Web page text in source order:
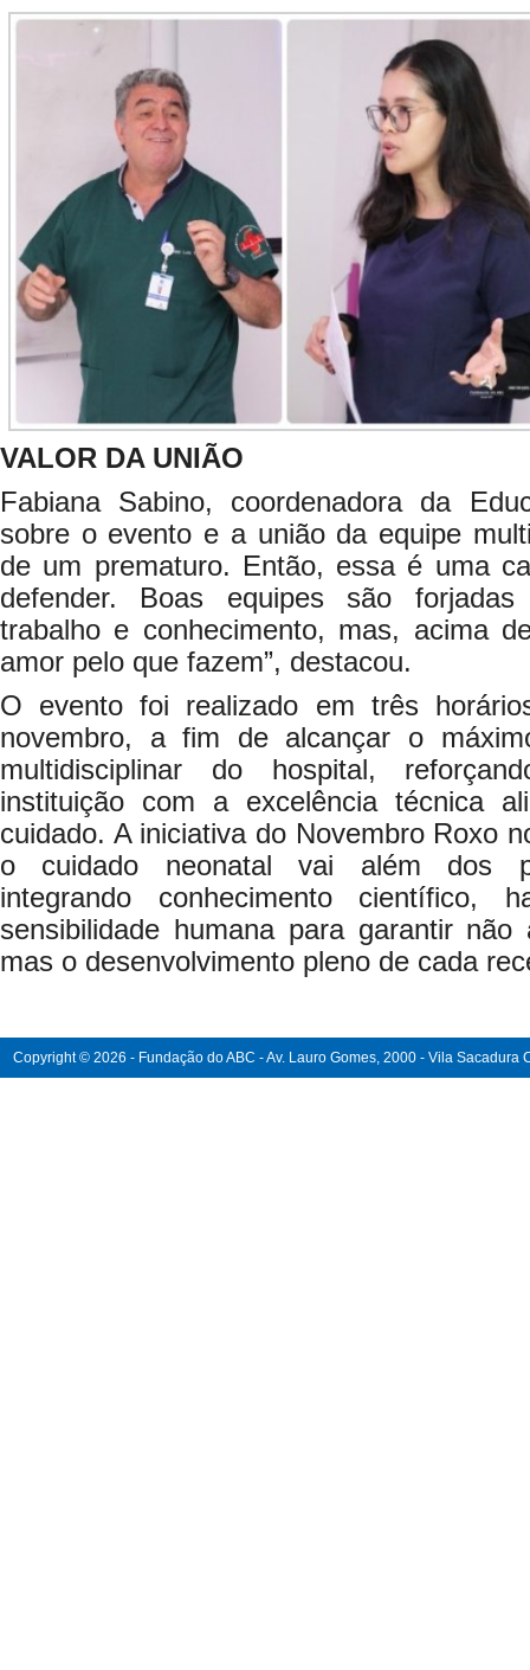
VALOR DA UNIÃO
Fabiana Sabino, coordenadora da
sobre o evento e a união da equipe
de um prematuro. Então, essa é uma
defender. Boas equipes são
trabalho e conhecimento, mas, acima
amor pelo que fazem”, destacou.
O evento foi realizado em três
novembro, a fim de alcançar o
multidisciplinar do hospital,
instituição com a excelência técnica
cuidado. A iniciativa do Novembro Roxo
o cuidado neonatal vai além dos
integrando conhecimento científico,
sensibilidade humana para garantir não
mas o desenvolvimento pleno de cada
Copyright © 2026 - Fundação do ABC - Av. Lauro Gomes, 2000 - Vila